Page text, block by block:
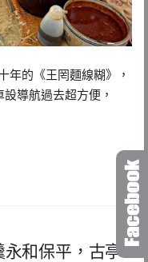
年的《王罔麵線糊》，
導航過去超方便，
永和保平，古亭